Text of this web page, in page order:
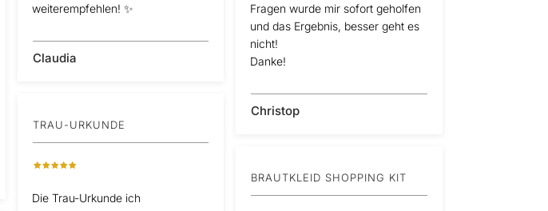
weiterempfehlen! ✨
Claudia
Fragen wurde mir sofort geholfen
und das Ergebnis, besser geht es
nicht!
Danke!
Christop
TRAU-URKUNDE
Die Trau-Urkunde ich
BRAUTKLEID SHOPPING KIT